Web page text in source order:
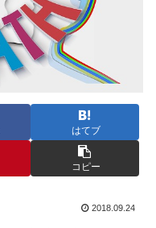
はてブ
コピー
2018.09.24